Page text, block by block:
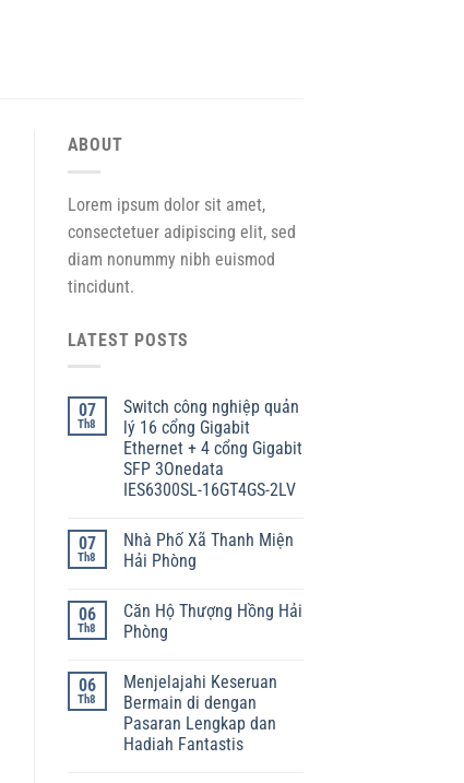
ABOUT
Lorem ipsum dolor sit amet,
consectetuer adipiscing elit, sed
diam nonummy nibh euismod
tincidunt.
LATEST POSTS
07
Th8
Switch công nghiệp quản
lý 16 cổng Gigabit
Ethernet + 4 cổng Gigabit
SFP 3Onedata
IES6300SL-16GT4GS-2LV
07
Th8
Nhà Phố Xã Thanh Miện
Hải Phòng
06
Th8
Căn Hộ Thượng Hồng Hải
Phòng
06
Th8
Menjelajahi Keseruan
Bermain di dengan
Pasaran Lengkap dan
Hadiah Fantastis